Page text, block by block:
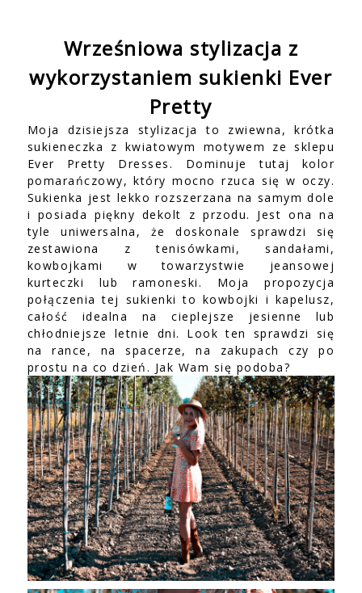
Wrześniowa stylizacja z
wykorzystaniem sukienki Ever
Pretty
Moja dzisiejsza stylizacja to zwiewna, krótka
sukieneczka z kwiatowym motywem ze sklepu
Ever Pretty Dresses. Dominuje tutaj kolor
pomarańczowy, który mocno rzuca się w oczy.
Sukienka jest lekko rozszerzana na samym dole
i posiada piękny dekolt z przodu. Jest ona na
tyle uniwersalna, że doskonale sprawdzi się
zestawiona z tenisówkami, sandałami,
kowbojkami w towarzystwie jeansowej
kurteczki lub ramoneski. Moja propozycja
połączenia tej sukienki to kowbojki i kapelusz,
całość idealna na cieplejsze jesienne lub
chłodniejsze letnie dni. Look ten sprawdzi się
na rance, na spacerze, na zakupach czy po
prostu na co dzień. Jak Wam się podoba?